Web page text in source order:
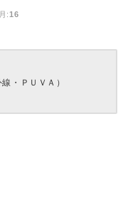
:16
・ＰＵＶＡ）